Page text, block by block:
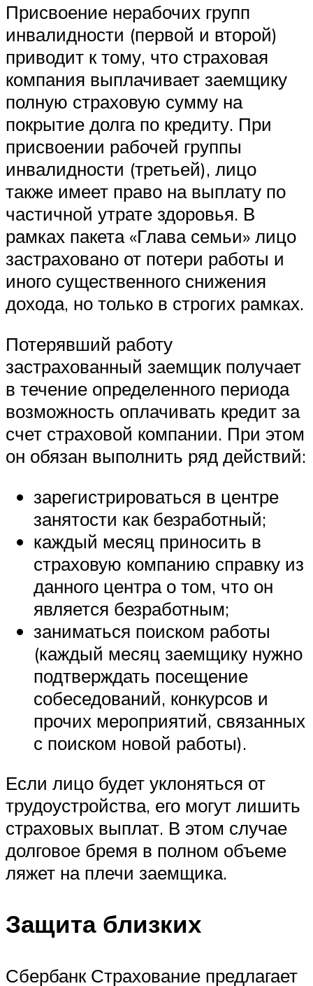
Присвоение нерабочих групп
инвалидности (первой и второй)
приводит к тому, что страховая
компания выплачивает заемщику
полную страховую сумму на
покрытие долга по кредиту. При
присвоении рабочей группы
инвалидности (третьей), лицо
также имеет право на выплату по
частичной утрате здоровья. В
рамках пакета «Глава семьи» лицо
застраховано от потери работы и
иного существенного снижения
дохода, но только в строгих рамках.
Потерявший работу
застрахованный заемщик получает
в течение определенного периода
возможность оплачивать кредит за
счет страховой компании. При этом
он обязан выполнить ряд действий:
зарегистрироваться в центре
занятости как безработный;
каждый месяц приносить в
страховую компанию справку из
данного центра о том, что он
является безработным;
заниматься поиском работы
(каждый месяц заемщику нужно
подтверждать посещение
собеседований, конкурсов и
прочих мероприятий, связанных
с поиском новой работы).
Если лицо будет уклоняться от
трудоустройства, его могут лишить
страховых выплат. В этом случае
долговое бремя в полном объеме
ляжет на плечи заемщика.
Защита близких
Сбербанк Страхование предлагает